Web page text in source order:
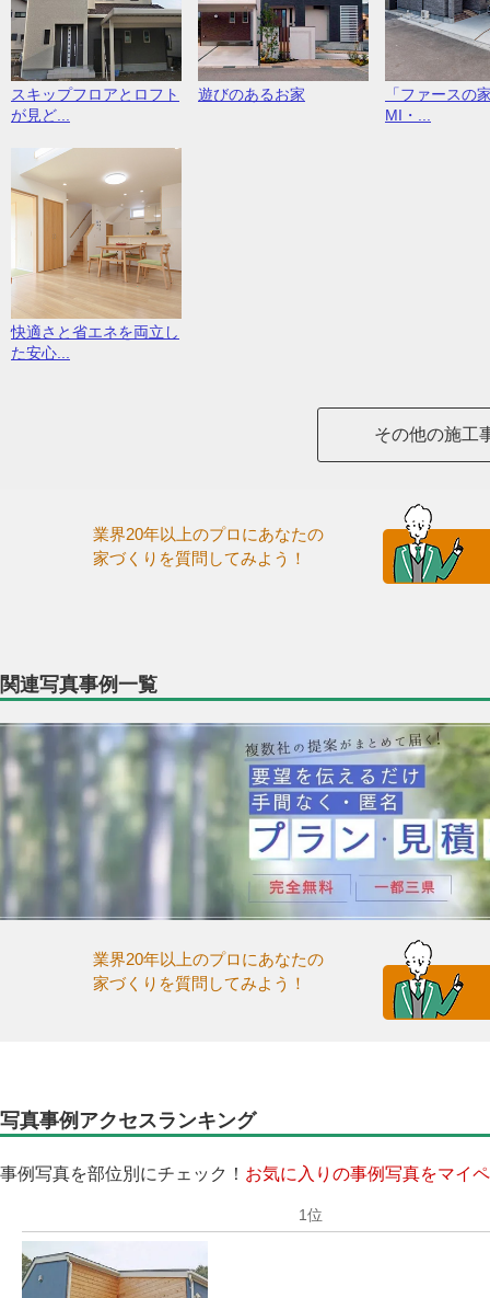
スキップフロアとロフト
が見ど...
遊びのあるお家
「ファースの
MI・...
快適さと省エネを両立し
た安心...
その他の施工
業界20年以上のプロにあなたの
家づくりを質問してみよう！
関連写真事例一覧
業界20年以上のプロにあなたの
家づくりを質問してみよう！
写真事例アクセスランキング
事例写真を部位別にチェック！ お気に入りの事例写真をマイ